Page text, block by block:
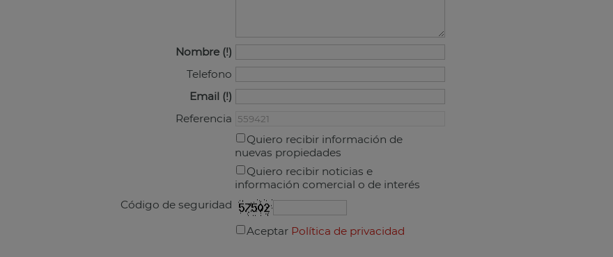
Nombre
Telefono
Email
Referencia
Quiero recibir información de
nuevas propiedades
Quiero recibir noticias e
información comercial o de interés
Código de seguridad
Aceptar Política de privacidad